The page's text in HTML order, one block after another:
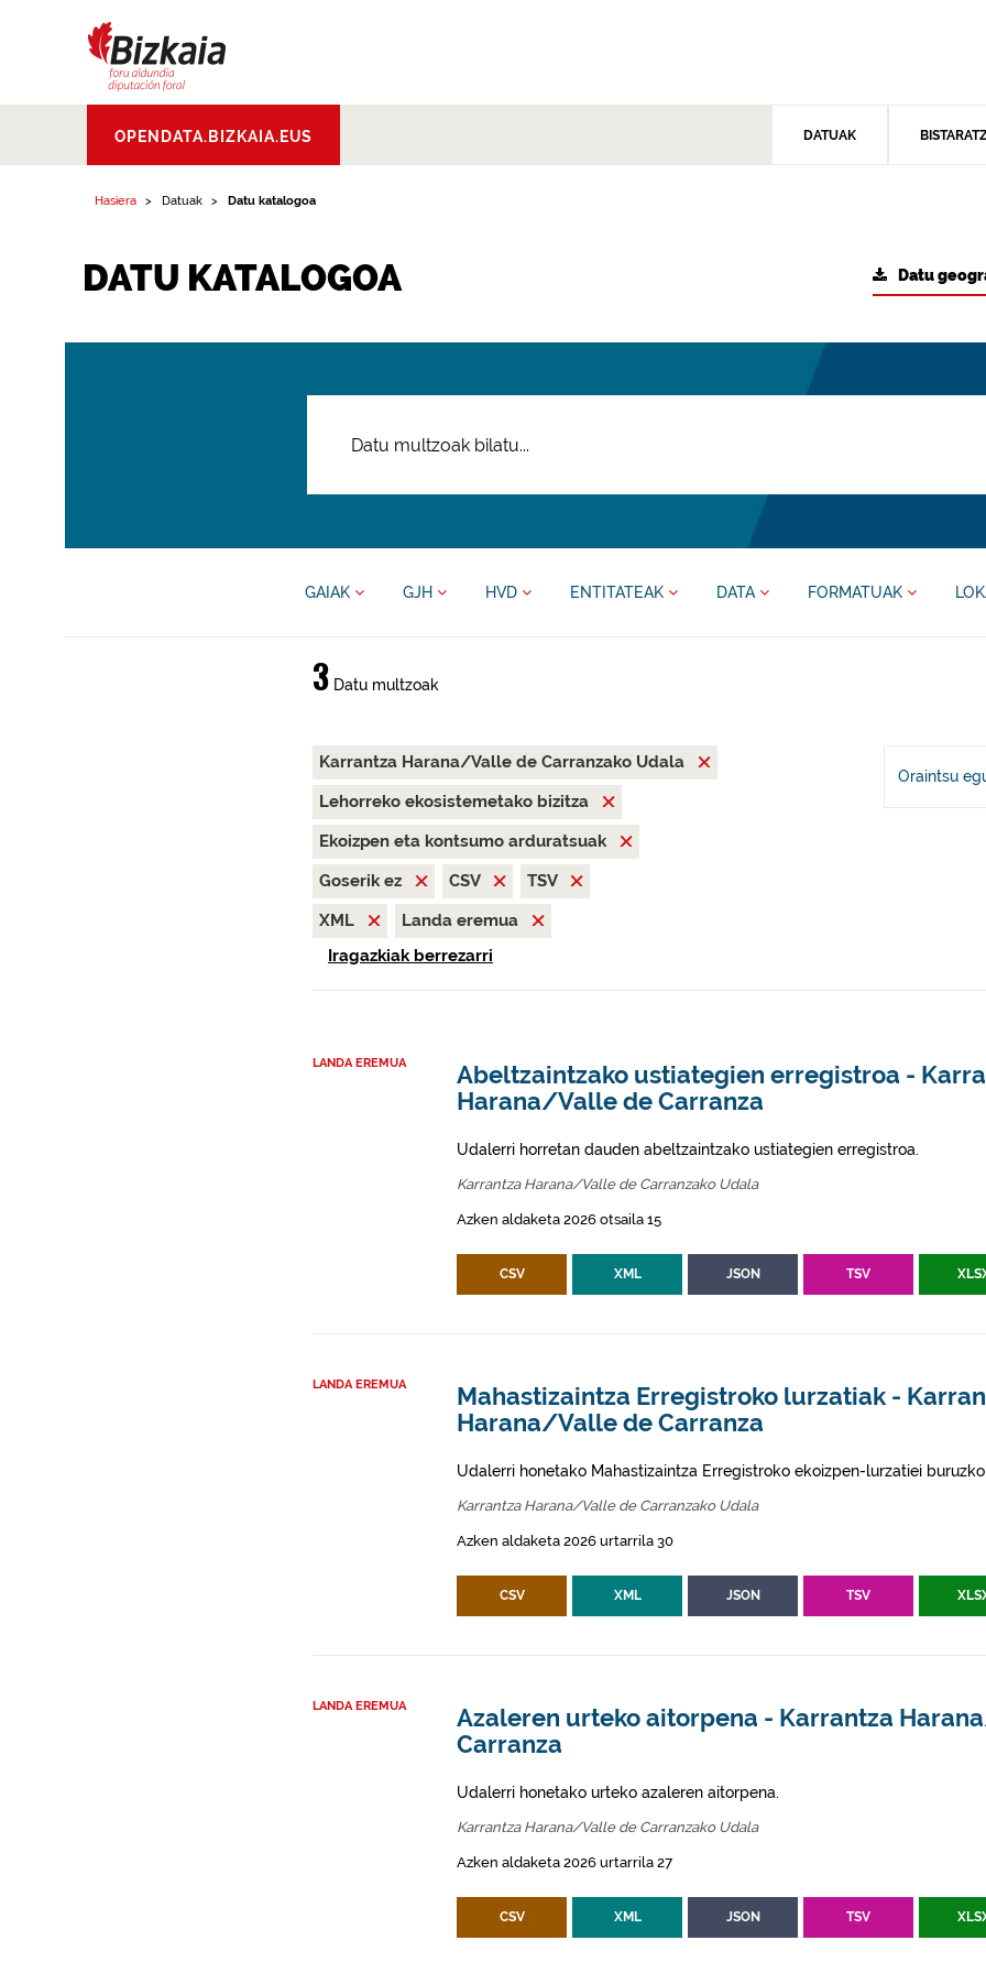
Aldundia.Diputacion
Foral de Bizkaia
OPENDATA.BIZKAIA.EUS DATUAK
Hasiera Datuak Datu katalogoa
DATU KATALOGOA Datu
GAIAK GJH HVD ENTITATEAK DATA FORMATUAK
3Datu multzoak
Karrantza Harana/Valle de Carranzako Udala
Lehorreko ekosistemetako bizitza
Ekoizpen eta kontsumo arduratsuak
Goserik ez
CSV
TSV
XML
Landa eremua
Iragazkiak berrezarri
Oraintsu
LANDA EREMUA
Abeltzaintzako ustiategien erregistroa -
Harana/Valle de Carranza
Udalerri horretan dauden abeltzaintzako ustiategien erregistroa.
Karrantza Harana/Valle de Carranzako Udala
Azken aldaketa 2026 otsaila 15
CSV XML JSON TSV
LANDA EREMUA
Mahastizaintza Erregistroko lurzatiak -
Harana/Valle de Carranza
Udalerri honetako Mahastizaintza Erregistroko ekoizpen-lurzatiei
Karrantza Harana/Valle de Carranzako Udala
Azken aldaketa 2026 urtarrila 30
CSV XML JSON TSV
LANDA EREMUA
Azaleren urteko aitorpena - Karrantza
Carranza
Udalerri honetako urteko azaleren aitorpena.
Karrantza Harana/Valle de Carranzako Udala
Azken aldaketa 2026 urtarrila 27
CSV XML JSON TSV